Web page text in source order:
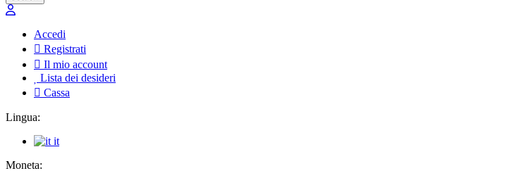
Accedi
Registrati
Il mio account
Lista dei desideri
Cassa
Lingua:
it
Moneta: